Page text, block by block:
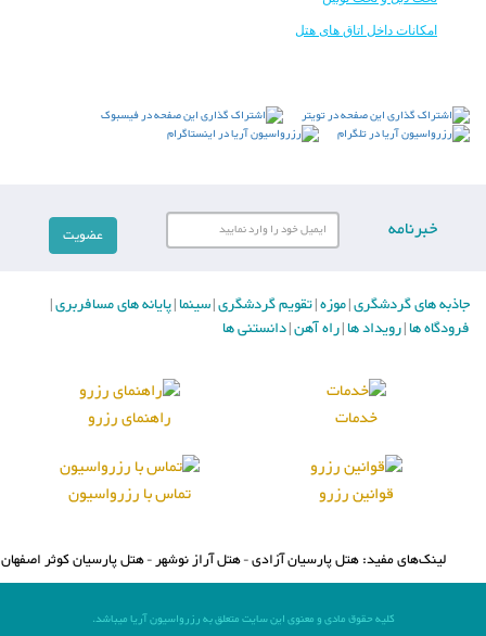
امکانات داخل اتاق های هتل
خبرنامه
جاذبه های گردشگری|موزه|تقویم گردشگری|سینما|پایانه های مسافربری|
فرودگاه ها|رویداد ها|راه آهن|دانستنی ها
خدمات راهنمای رزرو
قوانین رزرو تماس با رزرواسیون
لینک‌های مفید:هتل پارسیان آزادی-هتل آراز نوشهر-هتل پارسیان کوثر اصفهان
کلیه حقوق مادی و معنوی این سایت متعلق به رزرواسیون آریا میباشد.